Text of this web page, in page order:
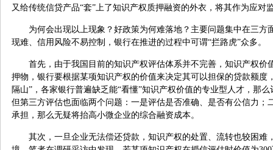
又给传统信贷产品“套”上了知识产权质押融资的外衣，将其作为应对
为何会出现以上现象？好政策为何难落地？主要问题集中在三方
现难、信用风险不易控制，银行在推进的过程中可谓“拦路虎”众多。
首先，由于我国目前的知识产权评估体系并不完善，知识产权价
押物，银行要根据某项知识产权的价值来决定其可以担保的贷款额度
隔山”，各家银行普遍缺乏能“看懂”知识产权价值的专业型人才，那
但第三方评估也面临两个问题：一是评估是否准确、是否有公信力；
承担，那么无疑将抬高小微企业的综合融资成本。
其次，一旦企业无法偿还贷款，知识产权的处置、流转也较困难